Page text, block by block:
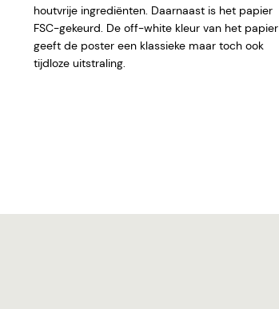
houtvrije ingrediënten. Daarnaast is het papier
FSC-gekeurd. De off-white kleur van het papier
geeft de poster een klassieke maar toch ook
tijdloze uitstraling.